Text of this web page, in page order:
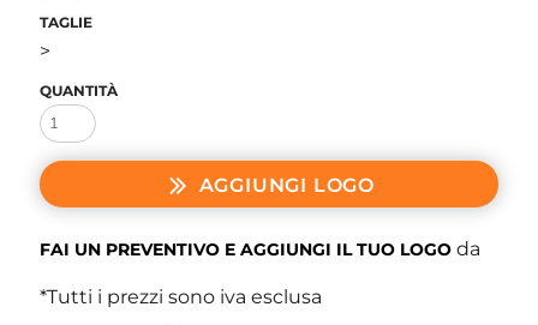
TAGLIE
>
QUANTITÀ
AGGIUNGI LOGO
FAI UN PREVENTIVO E AGGIUNGI IL TUO LOGO da
*Tutti i prezzi sono iva esclusa